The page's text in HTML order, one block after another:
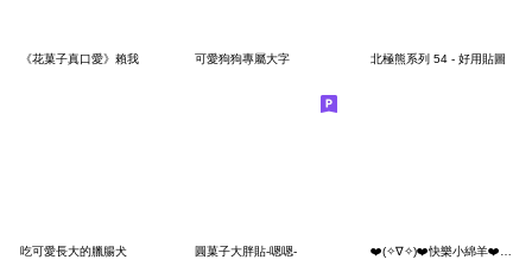
《花菓子真口愛》賴我 可愛狗狗專屬大字 北極熊系列 54 - 好用貼圖
吃可愛長大的臘腸犬 圓菓子大胖貼-嗯嗯-